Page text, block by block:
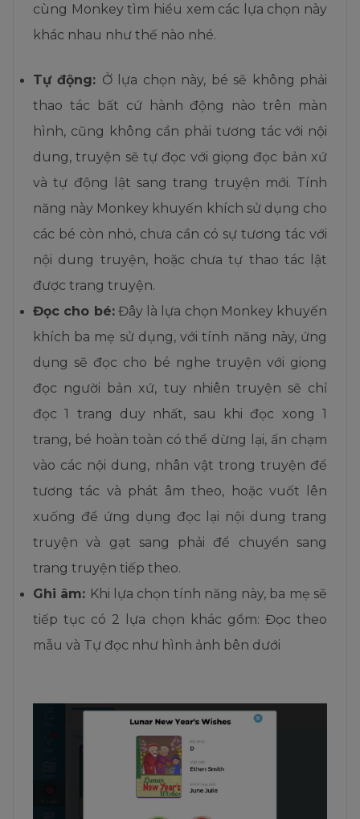
cùng Monkey tìm hiểu xem các lựa chọn này
khác nhau như thế nào nhé.
Tự động: Ở lựa chọn này, bé sẽ không phải
thao tác bất cứ hành động nào trên màn
hình, cũng không cần phải tương tác với nội
dung, truyện sẽ tự đọc với giọng đọc bản xứ
và tự động lật sang trang truyện mới. Tính
năng này Monkey khuyến khích sử dụng cho
các bé còn nhỏ, chưa cần có sự tương tác với
nội dung truyện, hoặc chưa tự thao tác lật
được trang truyện.
Đọc cho bé:Đây là lựa chọn Monkey khuyến
khích ba mẹ sử dụng, với tính năng này, ứng
dụng sẽ đọc cho bé nghe truyện với giọng
đọc người bản xứ, tuy nhiên truyện sẽ chỉ
đọc 1 trang duy nhất, sau khi đọc xong 1
trang, bé hoàn toàn có thể dừng lại, ấn chạm
vào các nội dung, nhân vật trong truyện để
tương tác và phát âm theo, hoặc vuốt lên
xuống để ứng dụng đọc lại nội dung trang
truyện và gạt sang phải để chuyển sang
trang truyện tiếp theo.
Ghi âm: Khi lựa chọn tính năng này, ba mẹ sẽ
tiếp tục có 2 lựa chọn khác gồm: Đọc theo
mẫu và Tự đọc như hình ảnh bên dưới